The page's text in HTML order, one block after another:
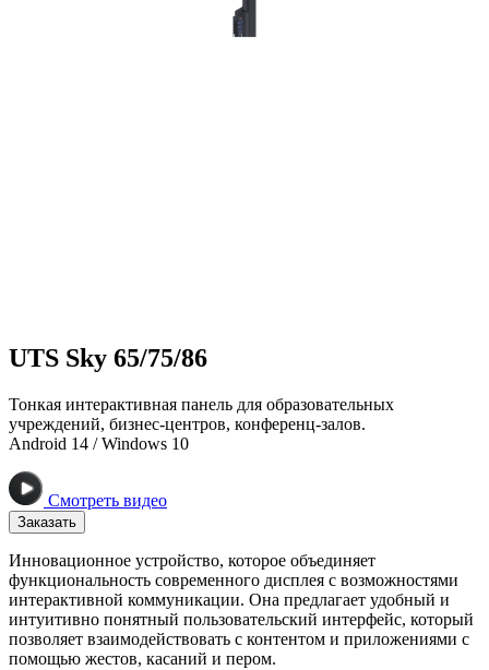
UTS Sky 65/75/86
Тонкая интерактивная панель для образовательных
учреждений, бизнес-центров, конференц-залов.
Android 14 / Windows 10
Смотреть видео
Заказать
Инновационное устройство, которое объединяет
функциональность современного дисплея с возможностями
интерактивной коммуникации. Она предлагает удобный и
интуитивно понятный пользовательский интерфейс, который
позволяет взаимодействовать с контентом и приложениями с
помощью жестов, касаний и пером.